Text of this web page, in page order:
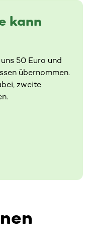
kann
50 Euro und
übernommen.
zweite